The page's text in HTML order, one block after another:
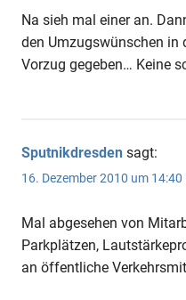
Na sieh mal einer an.
den Umzugswünschen in
Vorzug gegeben… Keine
Sputnikdresden sagt:
16. Dezember 2010 um 14:40
Mal abgesehen von
Parkplätzen,
an öffentliche